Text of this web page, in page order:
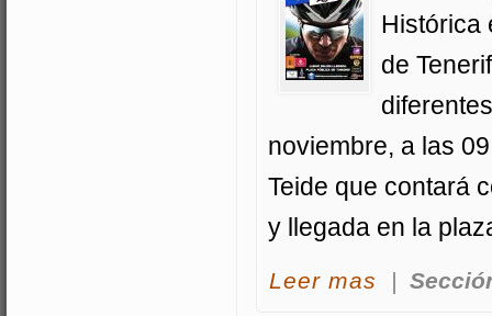
Histórica
de
noviembre, a las
Teide que contará
y llegada en la
Leer mas acerca I Marcha
|